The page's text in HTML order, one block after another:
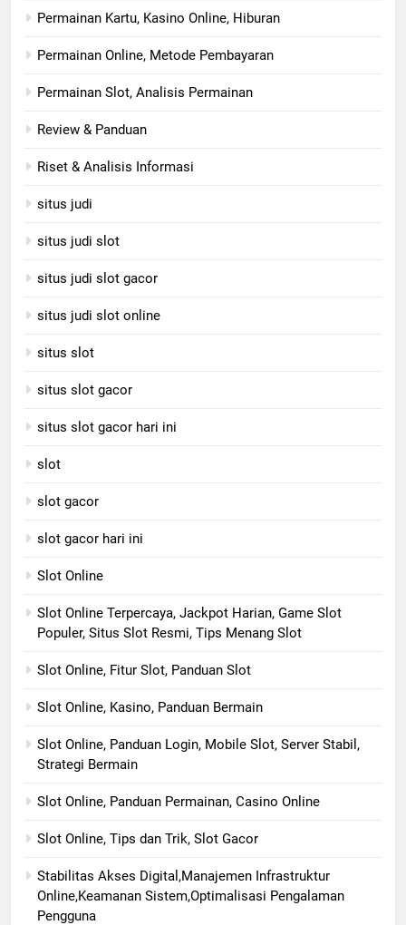
Permainan Kartu, Kasino Online, Hiburan
Permainan Online, Metode Pembayaran
Permainan Slot, Analisis Permainan
Review & Panduan
Riset & Analisis Informasi
situs judi
situs judi slot
situs judi slot gacor
situs judi slot online
situs slot
situs slot gacor
situs slot gacor hari ini
slot
slot gacor
slot gacor hari ini
Slot Online
Slot Online Terpercaya, Jackpot Harian, Game Slot
Populer, Situs Slot Resmi, Tips Menang Slot
Slot Online, Fitur Slot, Panduan Slot
Slot Online, Kasino, Panduan Bermain
Slot Online, Panduan Login, Mobile Slot, Server Stabil,
Strategi Bermain
Slot Online, Panduan Permainan, Casino Online
Slot Online, Tips dan Trik, Slot Gacor
Stabilitas Akses Digital,Manajemen Infrastruktur
Online,Keamanan Sistem,Optimalisasi Pengalaman
Pengguna